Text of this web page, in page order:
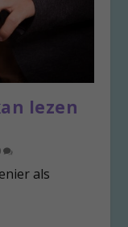
lezen
als